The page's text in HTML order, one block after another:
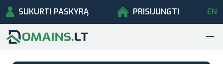
SUKURTI PASKYRĄ PRISIJUNGTI EN